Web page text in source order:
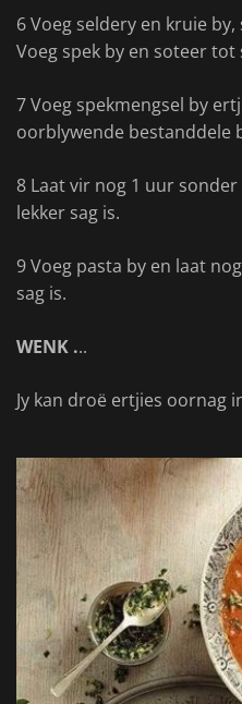
6 Voeg seldery en kruie
Voeg spek by en soteer tot
7 Voeg spekmengsel by
oorblywende bestanddele
8 Laat vir nog 1 uur
lekker sag is.
9 Voeg pasta by en laat
sag is.
WENK ...
Jy kan droë ertjies oornag